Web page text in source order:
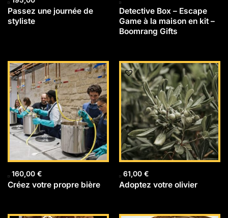
Passez une journée de
styliste
Detective Box – Escape
Game à la maison en kit –
Boomrang Gifts
160,00 €
Créez votre propre bière
61,00 €
Adoptez votre olivier